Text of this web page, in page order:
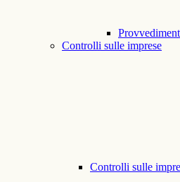
Controlli sulle imprese
Controlli sulle